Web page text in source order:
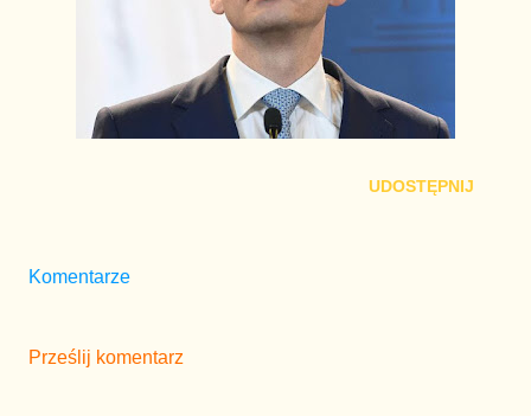
UDOSTĘPNIJ
Komentarze
Prześlij komentarz